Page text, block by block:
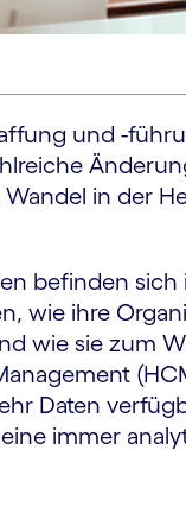
und -
in der
befinden
wie ihre
wie sie zum
Daten
immer